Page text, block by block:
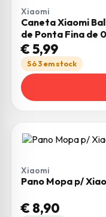
Xiaomi
Caneta Xiaomi
de Ponta Fina de
€5,99
Só 3 em stock
Xiaomi
Pano Mopa p/
€8,90